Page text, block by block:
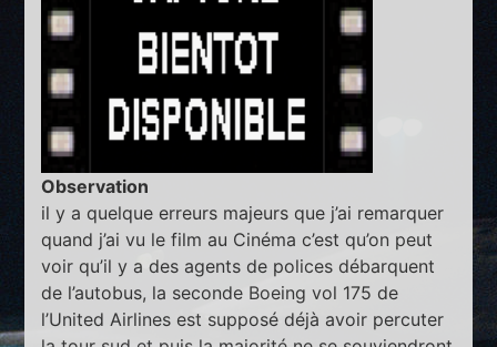
Observation
il y a quelque erreurs majeurs que j’ai remarquer
quand j’ai vu le film au Cinéma c’est qu’on peut
voir qu’il y a des agents de polices débarquent
de l’autobus, la seconde Boeing vol 175 de
l’United Airlines est supposé déjà avoir percuter